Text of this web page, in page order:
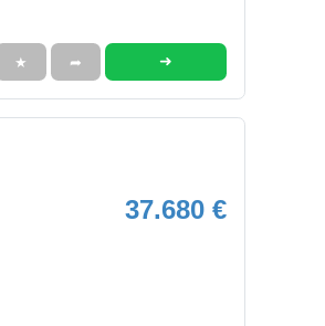
★ ➦ ➜
37.680 €